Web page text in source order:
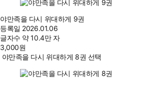
야만족을 다시 위대하게 9권
등록일 2026.01.06
글자수 약 10.4만 자
3,000원
야만족을 다시 위대하게 8권 선택